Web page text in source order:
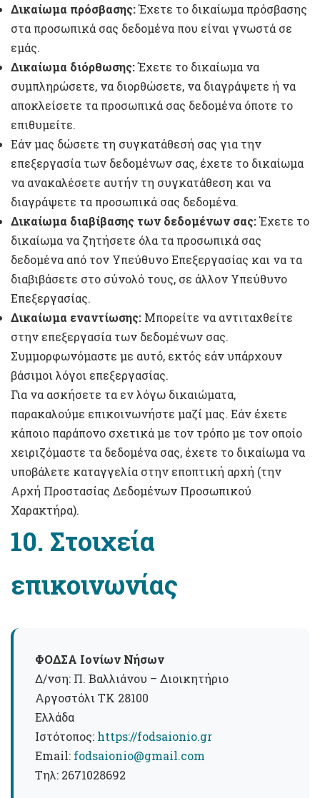
Δικαίωμα πρόσβασης:Έχετε το δικαίωμα πρόσβασης
στα προσωπικά σας δεδομένα που είναι γνωστά σε
εμάς.
Δικαίωμα διόρθωσης:Έχετε το δικαίωμα να
συμπληρώσετε, να διορθώσετε, να διαγράψετε ή να
αποκλείσετε τα προσωπικά σας δεδομένα όποτε το
επιθυμείτε.
Εάν μας δώσετε τη συγκατάθεσή σας για την
επεξεργασία των δεδομένων σας, έχετε το δικαίωμα
να ανακαλέσετε αυτήν τη συγκατάθεση και να
διαγράψετε τα προσωπικά σας δεδομένα.
Δικαίωμα διαβίβασης των δεδομένων σας:Έχετε το
δικαίωμα να ζητήσετε όλα τα προσωπικά σας
δεδομένα από τον Υπεύθυνο Επεξεργασίας και να τα
διαβιβάσετε στο σύνολό τους, σε άλλον Υπεύθυνο
Επεξεργασίας.
Δικαίωμα εναντίωσης: Μπορείτε να αντιταχθείτε
στην επεξεργασία των δεδομένων σας.
Συμμορφωνόμαστε με αυτό, εκτός εάν υπάρχουν
βάσιμοι λόγοι επεξεργασίας.
Για να ασκήσετε τα εν λόγω δικαιώματα,
παρακαλούμε επικοινωνήστε μαζί μας. Εάν έχετε
κάποιο παράπονο σχετικά με τον τρόπο με τον οποίο
χειριζόμαστε τα δεδομένα σας, έχετε το δικαίωμα να
υποβάλετε καταγγελία στην εποπτική αρχή (την
Αρχή Προστασίας Δεδομένων Προσωπικού
Χαρακτήρα).
10. Στοιχεία
επικοινωνίας
ΦΟΔΣΑ Ιονίων Νήσων
Δ/νση: Π. Βαλλιάνου – Διοικητήριο
Αργοστόλι ΤΚ 28100
Ελλάδα
Ιστότοπος: https://fodsaionio.gr
Email: fodsaionio@gmail.com
Τηλ: 2671028692